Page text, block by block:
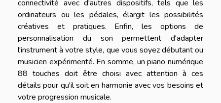
connectivité avec d'autres dispositifs, tels que les
ordinateurs ou les pédales, élargit les possibilités
créatives et pratiques. Enfin, les options de
personnalisation du son permettent d'adapter
l'instrument à votre style, que vous soyez débutant ou
musicien expérimenté. En somme, un piano numérique
88 touches doit être choisi avec attention à ces
détails pour qu'il soit en harmonie avec vos besoins et
votre progression musicale.